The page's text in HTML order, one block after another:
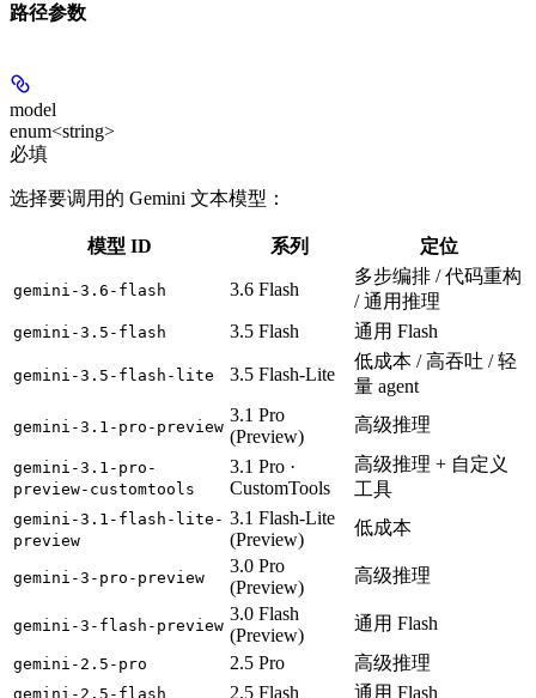
路径参数
model
enum<string>
必填
选择要调用的 Gemini 文本模型：
模型 ID 系列 定位
gemini-3.6-flash 3.6 Flash
多步编排 / 代码重构
/ 通用推理
gemini-3.5-flash 3.5 Flash 通用 Flash
gemini-3.5-flash-lite 3.5 Flash-Lite
低成本 / 高吞吐 / 轻
量 agent
gemini-3.1-pro-preview
3.1 Pro
(Preview)
高级推理
gemini-3.1-pro-
preview-customtools
3.1 Pro ·
CustomTools
高级推理 + 自定义
工具
gemini-3.1-flash-lite-
preview
3.1 Flash-Lite
(Preview)
低成本
gemini-3-pro-preview
3.0 Pro
(Preview)
高级推理
gemini-3-flash-preview
3.0 Flash
(Preview)
通用 Flash
gemini-2.5-pro 2.5 Pro 高级推理
gemini-2.5-flash 2.5 Flash 通用 Flash